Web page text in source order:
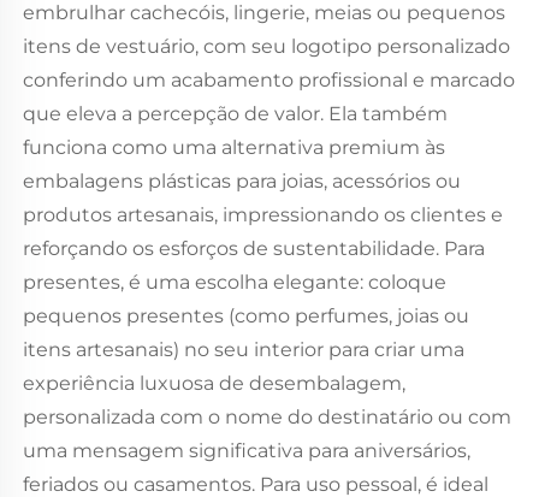
embrulhar cachecóis, lingerie, meias ou pequenos
itens de vestuário, com seu logotipo personalizado
conferindo um acabamento profissional e marcado
que eleva a percepção de valor. Ela também
funciona como uma alternativa premium às
embalagens plásticas para joias, acessórios ou
produtos artesanais, impressionando os clientes e
reforçando os esforços de sustentabilidade. Para
presentes, é uma escolha elegante: coloque
pequenos presentes (como perfumes, joias ou
itens artesanais) no seu interior para criar uma
experiência luxuosa de desembalagem,
personalizada com o nome do destinatário ou com
uma mensagem significativa para aniversários,
feriados ou casamentos. Para uso pessoal, é ideal